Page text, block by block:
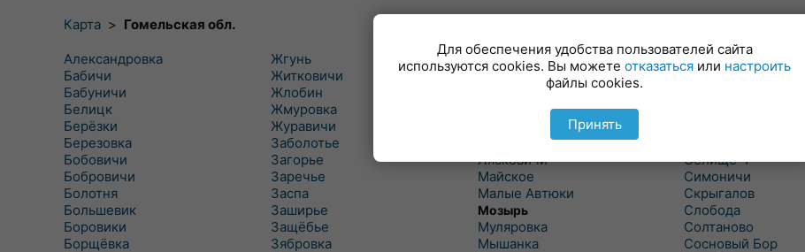
Карта > Гомельская обл.
Александровка
Бабичи
Бабуничи
Белицк
Берёзки
Березовка
Бобовичи
Бобровичи
Болотня
Большевик
Боровики
Борщёвка
Жгунь
Житковичи
Жлобин
Жмуровка
Журавичи
Заболотье
Загорье
Заречье
Заспа
Заширье
Защёбье
Зябровка
Куритичи
Лельчицы
Лясковичи
Майское
Малые Автюки
Мозырь
Муляровка
Мышанка
Ровенская Слобода
Рогачев
Селище-1
Симоничи
Скрыгалов
Слобода
Солтаново
Сосновый Бор
Для обеспечения удобства пользователей сайта
используются cookies. Вы можете отказаться или настроить
файлы cookies.
Принять